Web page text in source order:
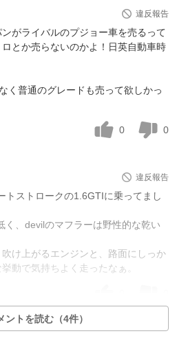
違反報告
がライバルのプジョー車を売るって
とか売らないのかよ！日英自動車時
く普通のグレードも売って欲しかっ
0 0
違反報告
トストロークの1.6GTIに乗ってまし
く、devilのマフラーは野性的な乾い
け上がるエンジンと、路面にしっか
動で気持ちよく走ったなぁ。
ントを読む（4件）